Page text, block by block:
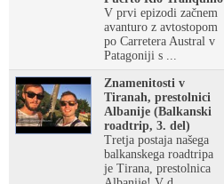
V prvi epizodi začnem
avanturo z avtostopom
po Carretera Austral v
Patagoniji s ...
Znamenitosti v
Tiranah, prestolnici
Albanije (Balkanski
roadtrip, 3. del)
Tretja postaja našega
balkanskega roadtripa
je Tirana, prestolnica